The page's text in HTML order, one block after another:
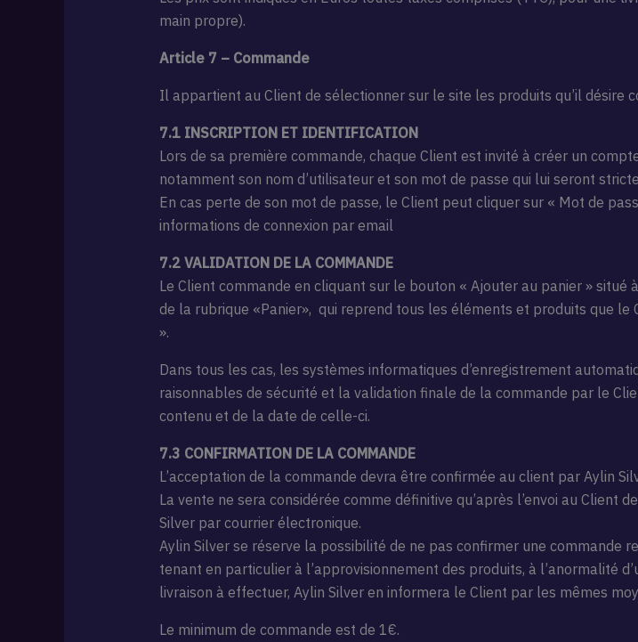
main propre).
Article 7 – Commande
Il appartient au Client de sélectionner sur le site les produits qu’il désire
7.1 INSCRIPTION ET IDENTIFICATION
Lors de sa première commande, chaque Client est invité à créer un
notamment son nom d’utilisateur et son mot de passe qui lui seront
En cas perte de son mot de passe, le Client peut cliquer sur « Mot de
informations de connexion par email
7.2 VALIDATION DE LA COMMANDE
Le Client commande en cliquant sur le bouton « Ajouter au panier »
de la rubrique «Panier», qui reprend tous les éléments et produits que
».
Dans tous les cas, les systèmes informatiques d’enregistrement
raisonnables de sécurité et la validation finale de la commande par le
contenu et de la date de celle-ci.
7.3 CONFIRMATION DE LA COMMANDE
L’acceptation de la commande devra être confirmée au client par Aylin
La vente ne sera considérée comme définitive qu’après l’envoi au Client
Silver par courrier électronique.
Aylin Silver se réserve la possibilité de ne pas confirmer une commande
tenant en particulier à l’approvisionnement des produits, à l’anormalité
livraison à effectuer, Aylin Silver en informera le Client par les mêmes
Le minimum de commande est de 1€.